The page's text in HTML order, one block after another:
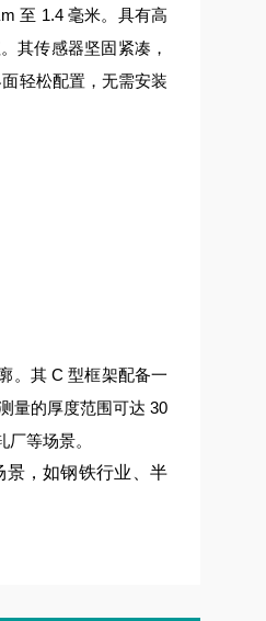
至 1.4 毫米。具有高
其传感器坚固紧凑，
轻松配置，无需安装
。其 C 型框架配备一
量的厚度范围可达 30
等场景。
景，如钢铁行业、半